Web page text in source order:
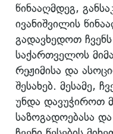
წინააღმდეგ,
ივანიშვილის
გადავხედოთ
საქართველოს
რეჟიმისა და
შესახებ. მესამე,
უნდა დავუჭიროთ
საზოგადოებასა